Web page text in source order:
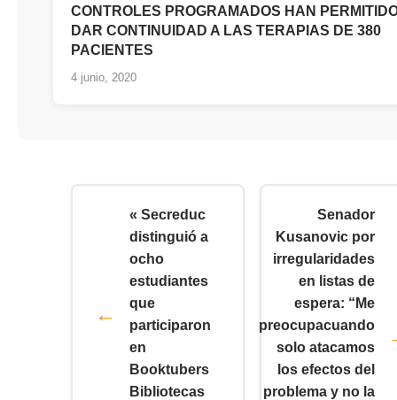
CONTROLES PROGRAMADOS HAN
DAR CONTINUIDAD A LAS TERAPIAS DE 380
PACIENTES
4 junio, 2020
« Secreduc
distinguió a
ocho
estudiantes
que
participaron
en
Booktubers
Bibliotecas
Senador
Kusanovic por
irregularidades
en listas de
espera: “Me
preocupacuando
solo atacamos
los efectos del
problema y no la